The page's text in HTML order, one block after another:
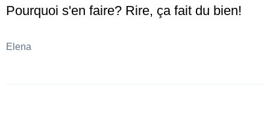
Pourquoi s'en faire? Rire, ça fait du bien!
Elena